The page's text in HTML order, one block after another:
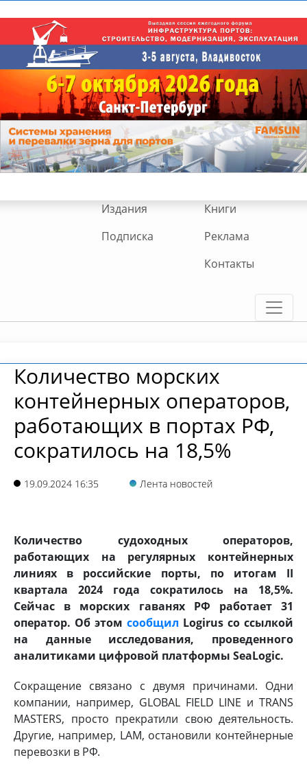
Издания
Книги
Подписка
Реклама
Контакты
Количество морских
контейнерных операторов,
работающих в портах РФ,
сократилось на 18,5%
19.09.2024 16:35 Лента новостей
Количество судоходных операторов,
работающих на регулярных контейнерных
линиях в российские порты, по итогам II
квартала 2024 года сократилось на 18,5%.
Сейчас в морских гаванях РФ работает 31
оператор. Об этом сообщил Logirus со ссылкой
на данные исследования, проведенного
аналитиками цифровой платформы SeaLogic.
Сокращение связано с двумя причинами. Одни
компании, например, GLOBAL FIELD LINE и TRANS
MASTERS, просто прекратили свою деятельность.
Другие, например, LAM, остановили контейнерные
перевозки в РФ.